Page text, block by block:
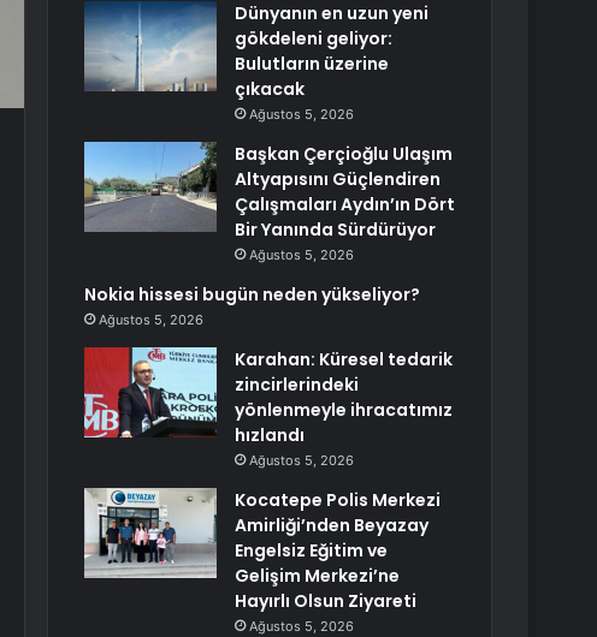
Dünyanın en uzun yeni
gökdeleni geliyor:
Bulutların üzerine
çıkacak
Ağustos 5, 2026
Başkan Çerçioğlu Ulaşım
Altyapısını Güçlendiren
Çalışmaları Aydın’ın Dört
Bir Yanında Sürdürüyor
Ağustos 5, 2026
Nokia hissesi bugün neden yükseliyor?
Ağustos 5, 2026
Karahan: Küresel tedarik
zincirlerindeki
yönlenmeyle ihracatımız
hızlandı
Ağustos 5, 2026
Kocatepe Polis Merkezi
Amirliği’nden Beyazay
Engelsiz Eğitim ve
Gelişim Merkezi’ne
Hayırlı Olsun Ziyareti
Ağustos 5, 2026